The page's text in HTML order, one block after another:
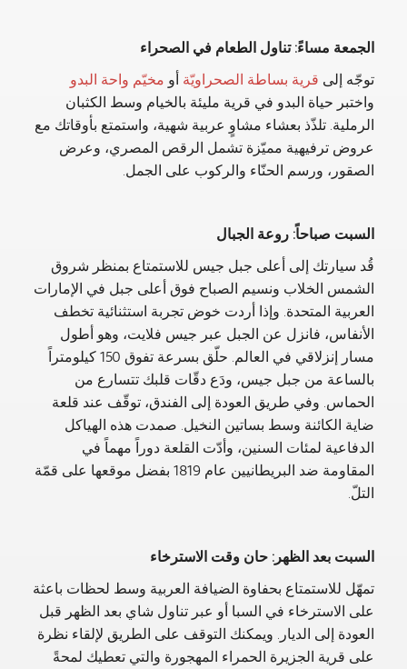
الجمعة مساءً: تناول الطعام في الصحراء
توجّه إلىقرية بساطة الصحراويّةأومخيّم واحة البدو
واختبر حياة البدو في قرية مليئة بالخيام وسط الكثبان
الرملية. تلذّذ بعشاء مشاوٍ عربية شهية، واستمتع بأوقاتك مع
عروض ترفيهية مميّزة تشمل الرقص المصري، وعرض
الصقور، ورسم الحنّاء والركوب على الجمل.
السبت صباحاً: روعة الجبال
قُد سيارتك إلى أعلى جبل جيس للاستمتاع بمنظر شروق
الشمس الخلاب ونسيم الصباح فوق أعلى جبل في الإمارات
العربية المتحدة. وإذا أردت خوض تجربة استثنائية تخطف
الأنفاس، فانزل عن الجبل عبر جيس فلايت، وهو أطول
مسار إنزلاقي في العالم. حلّق بسرعة تفوق 150 كيلومتراً
بالساعة من جبل جيس، ودَع دقّات قلبك تتسارع من
الحماس. وفي طريق العودة إلى الفندق، توقّف عند قلعة
ضاية الكائنة وسط بساتين النخيل. صمدت هذه الهياكل
الدفاعية لمئات السنين، وأدّت القلعة دوراً مهماً في
المقاومة ضد البريطانيين عام 1819 بفضل موقعها على قمّة
التلّ.
السبت بعد الظهر: حان وقت الاسترخاء
تمهّل للاستمتاع بحفاوة الضيافة العربية وسط لحظات باعثة
على الاسترخاء في السبا أو عبر تناول شاي بعد الظهر قبل
العودة إلى الديار. ويمكنك التوقف على الطريق لإلقاء نظرة
على قرية الجزيرة الحمراء المهجورة والتي تعطيك لمحةً